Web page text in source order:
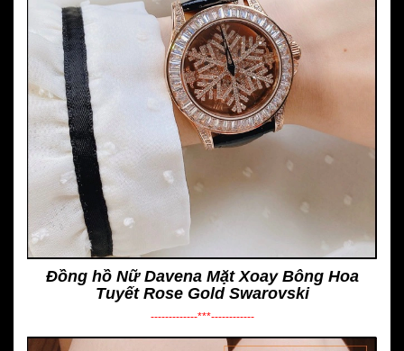
Đồng hồ Nữ Davena Mặt Xoay Bông Hoa
Tuyết Rose Gold Swarovski
-------------***------------